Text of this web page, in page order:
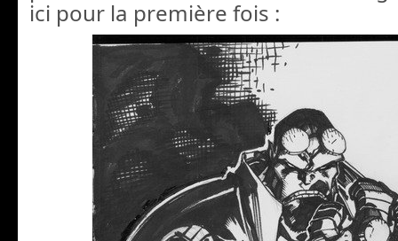
ici pour la première fois :